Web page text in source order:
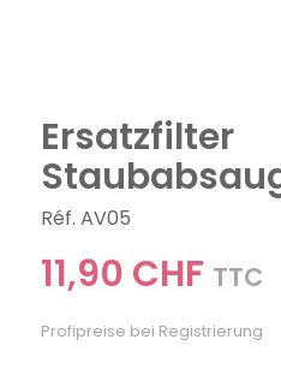
Ersatzfilter
Réf. AV05
11,90 CHF TTC
Profipreise bei Registrierung